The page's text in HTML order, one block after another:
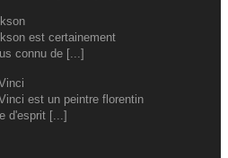
est certainement
connu de [...]
est un peintre florentin
d'esprit [...]